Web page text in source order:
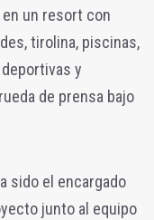
un resort con
tirolina, piscinas,
y
de prensa bajo
sido el encargado
junto al equipo